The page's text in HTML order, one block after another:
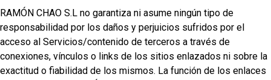
RAMÓN CHAO S.L no garantiza ni asume ningún tipo de
responsabilidad por los daños y perjuicios sufridos por el
acceso al Servicios/contenido de terceros a través de
conexiones, vínculos o links de los sitios enlazados ni sobre la
exactitud o fiabilidad de los mismos. La función de los enlaces